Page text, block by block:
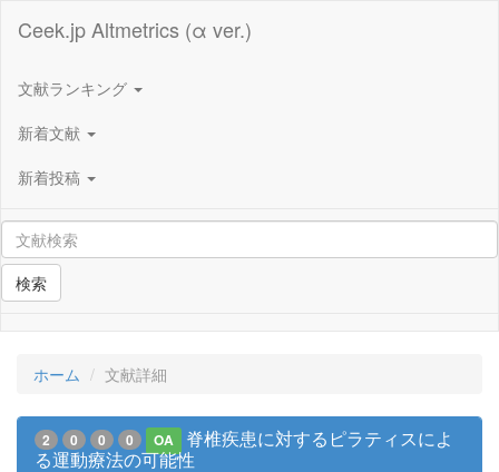
Ceek.jp Altmetrics (α ver.)
文献ランキング
新着文献
新着投稿
検索
ホーム 文献詳細
2 0 0 0 OA
脊椎疾患に対するピラティスによ
る運動療法の可能性